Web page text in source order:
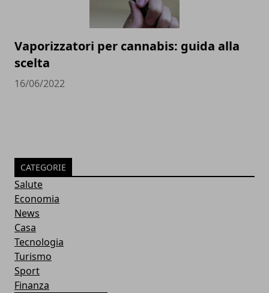
Vaporizzatori per cannabis: guida alla
scelta
16/06/2022
CATEGORIE
Salute
Economia
News
Casa
Tecnologia
Turismo
Sport
Finanza